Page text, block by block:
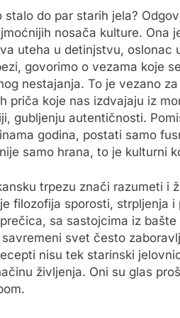
stalo do par starih jela?
nosača kulture. Ona
uteha u detinjstvu, oslonac
govorimo o vezama koje
nestajanja. To je vezano
priča koje nas izdvajaju iz
gubljenju autentičnosti.
godina, postati samo
samo hrana, to je kulturni
trpezu znači razumeti i
filozofija sporosti, strpljenja
sa sastojcima iz
svet često
nisu tek starinski
življenja. Oni su glas